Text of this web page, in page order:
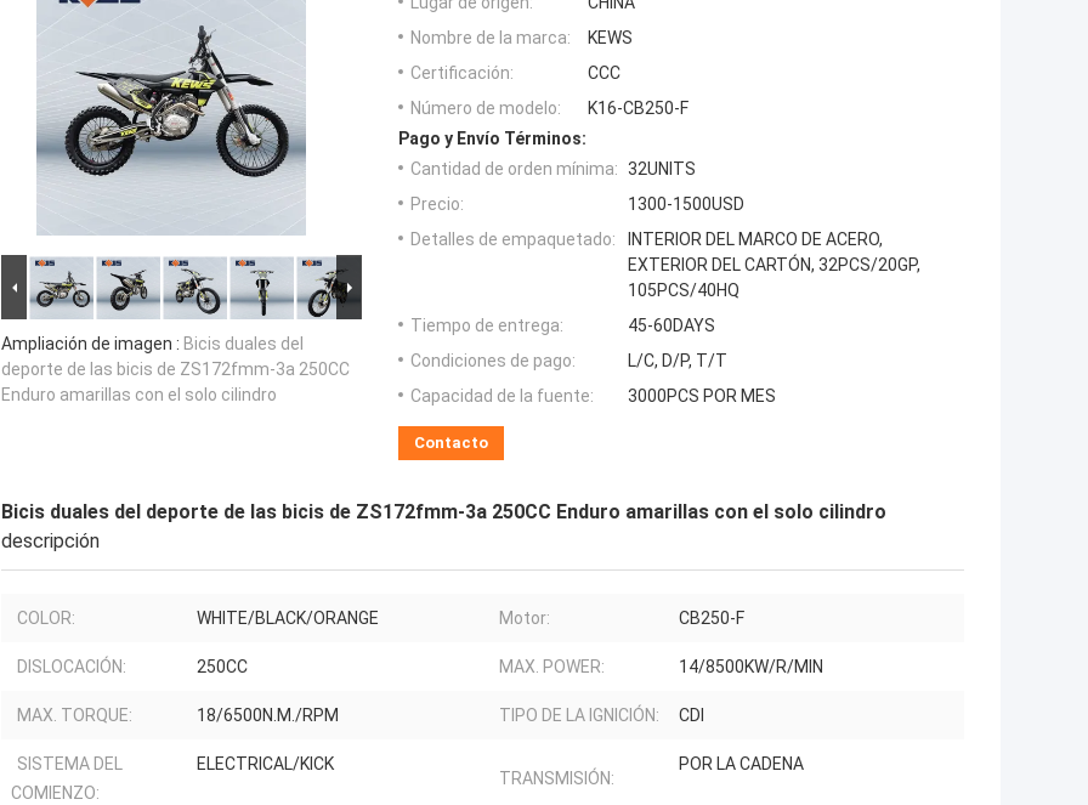
Ampliación de imagen : Bicis duales del
deporte de las bicis de ZS172fmm-3a 250CC
Enduro amarillas con el solo cilindro
Nombre de la marca:
KEWS
Certificación:
CCC
Número de modelo:
K16-CB250-F
Pago y Envío Términos:
Cantidad de orden mínima: 32UNITS
Precio:
1300-1500USD
Detalles de empaquetado:
INTERIOR DEL MARCO DE ACERO,
EXTERIOR DEL CARTÓN, 32PCS/20GP,
105PCS/40HQ
Tiempo de entrega:
45-60DAYS
Condiciones de pago:
L/C, D/P, T/T
Capacidad de la fuente:
3000PCS POR MES
Contacto
Bicis duales del deporte de las bicis de ZS172fmm-3a 250CC Enduro amarillas con el solo cilindro
descripción
COLOR: WHITE/BLACK/ORANGE Motor: CB250-F
DISLOCACIÓN: 250CC MAX. POWER: 14/8500KW/R/MIN
MAX. TORQUE: 18/6500N.M./RPM TIPO DE LA IGNICIÓN: CDI
SISTEMA DEL
COMIENZO:
ELECTRICAL/KICK
TRANSMISIÓN:
POR LA CADENA